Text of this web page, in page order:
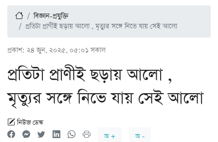
বিজ্ঞান-প্রযুক্তি
প্রতিটা প্রাণীই ছড়ায় আলো , মৃত্যুর সঙ্গে নিভে যায় সেই আলো
প্রকাশ: ২৪ জুন, ২০২৫, ০৫:০১ সকাল
প্রতিটা প্রাণীই ছড়ায় আলো ,
মৃত্যুর সঙ্গে নিভে যায় সেই আলো
নিউজ ডেস্ক
অ +
অ -